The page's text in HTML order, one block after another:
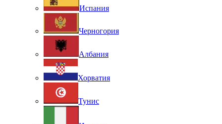
Испания
Черногория
Албания
Хорватия
Тунис